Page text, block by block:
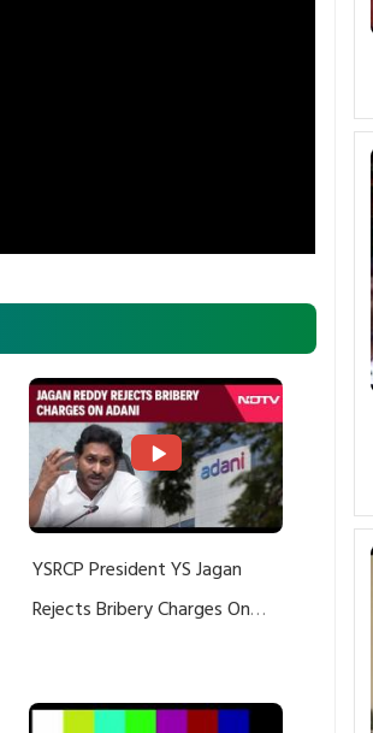
YSRCP President YS Jagan
Rejects Bribery Charges On